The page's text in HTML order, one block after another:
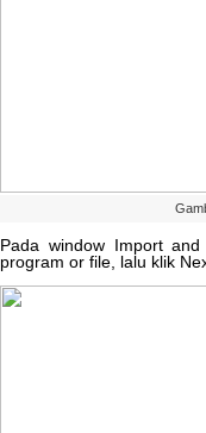
Pada window Import and
program or file, lalu klik